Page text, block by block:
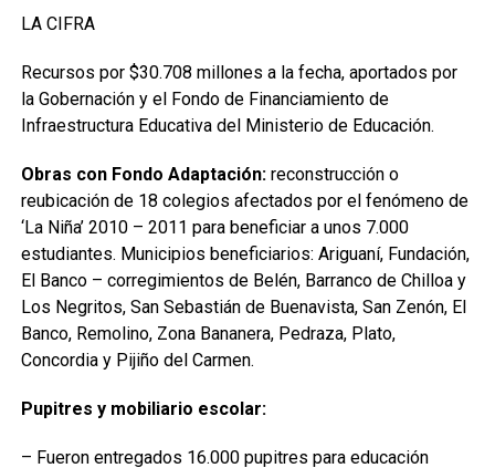
LA CIFRA
Recursos por $30.708 millones a la fecha, aportados por
la Gobernación y el Fondo de Financiamiento de
Infraestructura Educativa del Ministerio de Educación.
Obras con Fondo Adaptación: reconstrucción o
reubicación de 18 colegios afectados por el fenómeno de
‘La Niña’ 2010 – 2011 para beneficiar a unos 7.000
estudiantes. Municipios beneficiarios: Ariguaní, Fundación,
El Banco – corregimientos de Belén, Barranco de Chilloa y
Los Negritos, San Sebastián de Buenavista, San Zenón, El
Banco, Remolino, Zona Bananera, Pedraza, Plato,
Concordia y Pijiño del Carmen.
Pupitres y mobiliario escolar:
– Fueron entregados 16.000 pupitres para educación